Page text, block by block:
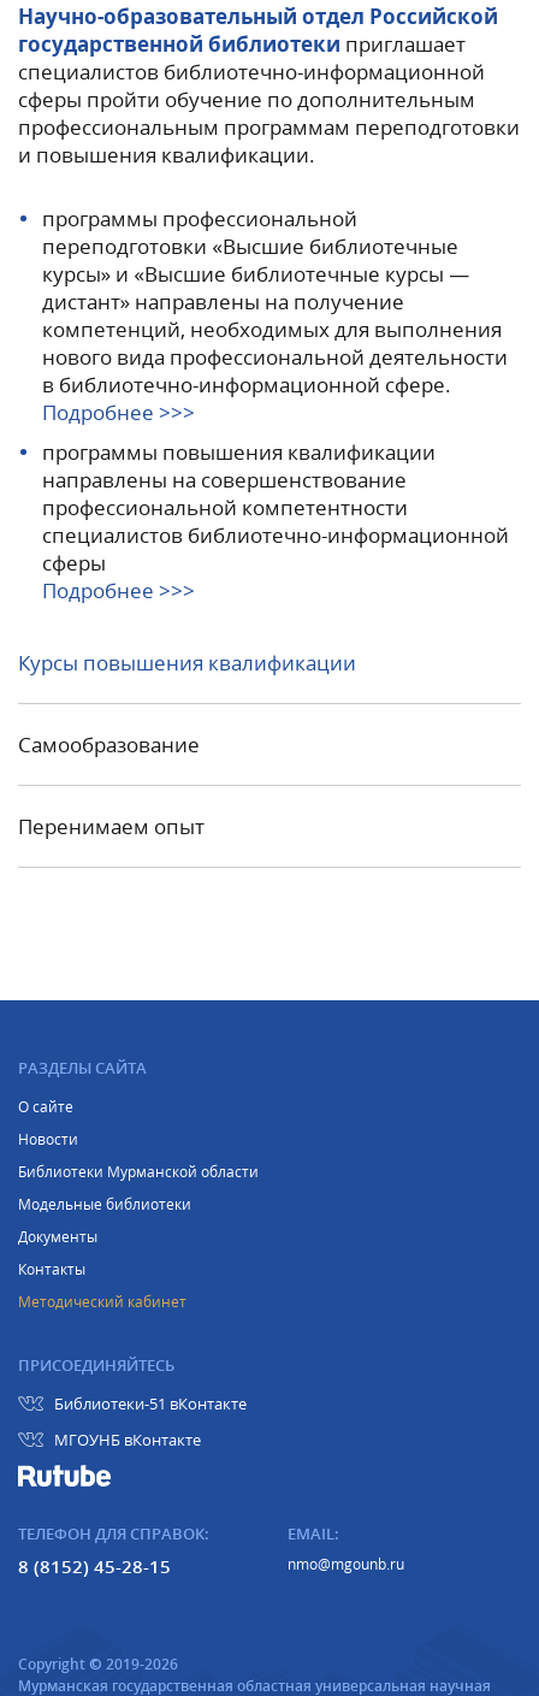
Научно-образовательный отдел Российской
государственной библиотеки приглашает
специалистов библиотечно-информационной
сферы пройти обучение по дополнительным
профессиональным программам переподготовки
и повышения квалификации.
программы профессиональной
переподготовки «Высшие библиотечные
курсы» и «Высшие библиотечные курсы —
дистант» направлены на получение
компетенций, необходимых для выполнения
нового вида профессиональной деятельности
в библиотечно-информационной сфере.
Подробнее >>>
программы повышения квалификации
направлены на совершенствование
профессиональной компетентности
специалистов библиотечно-информационной
сферы
Подробнее >>>
Курсы повышения квалификации
Самообразование
Перенимаем опыт
РАЗДЕЛЫ САЙТА
О сайте
Новости
Библиотеки Мурманской области
Модельные библиотеки
Документы
Контакты
Методический кабинет
ПРИСОЕДИНЯЙТЕСЬ
Библиотеки-51 вКонтакте
МГОУНБ вКонтакте
Copyright © 2019-2026
Мурманская государственная областная универсальная научная
ТЕЛЕФОН ДЛЯ СПРАВОК:
8 (8152) 45-28-15
EMAIL:
nmo@mgounb.ru